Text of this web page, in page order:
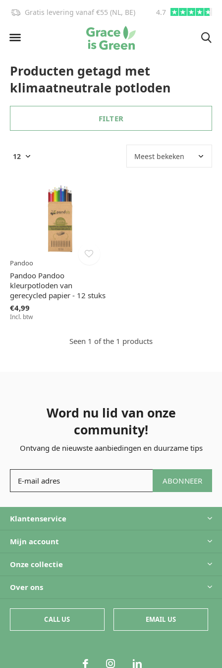
Gratis levering vanaf €55 (NL, BE) 4.7
Producten getagd met
klimaatneutrale potloden
FILTER
Pandoo
Pandoo Pandoo
kleurpotloden van
gerecycled papier - 12 stuks
€4,99
Incl. btw
Seen 1 of the 1 products
Word nu lid van onze
community!
Ontvang de nieuwste aanbiedingen en duurzame tips
ABONNEER
Klantenservice
Mijn account
Onze collectie
Over ons
CALL US EMAIL US